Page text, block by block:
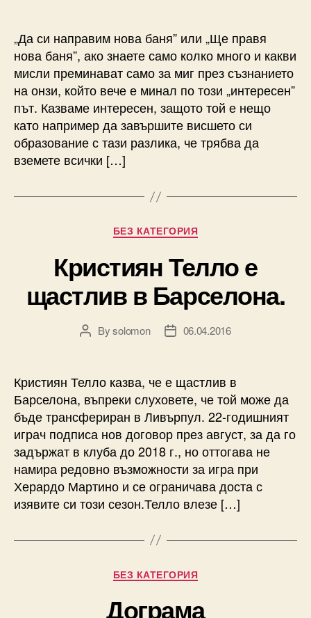
„Да си направим нова баня” или „Ще правя
нова баня”, ако знаете само колко много и какви
мисли преминават само за миг през съзнанието
на онзи, който вече е минал по този „интересен”
път. Казваме интересен, защото той е нещо
като например да завършите висшето си
образование с тази разлика, че трябва да
вземете всички […]
Categories
БЕЗ КАТЕГОРИЯ
Кристиян Телло е
щастлив в Барселона.
PostBysolomon
Post06.04.2016
Кристиян Телло казва, че е щастлив в
Барселона, въпреки слуховете, че той може да
бъде трансфериран в Ливърпул. 22-годишният
играч подписа нов договор през август, за да го
задържат в клуба до 2018 г., но оттогава не
намира редовно възможности за игра при
Херардо Мартино и се ограничава доста с
изявите си този сезон.Телло влезе […]
Categories
БЕЗ КАТЕГОРИЯ
Дограма